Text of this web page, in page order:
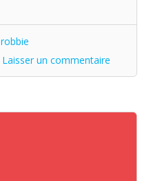
robbie
Laisser un commentaire